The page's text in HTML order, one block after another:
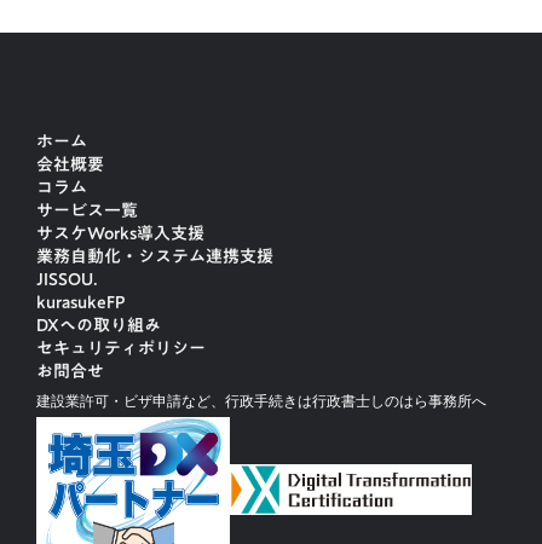
ホーム
会社概要
コラム
サービス一覧
サスケWorks導入支援
業務自動化・システム連携支援
JISSOU.
kurasukeFP
DXへの取り組み
セキュリティポリシー
お問合せ
建設業許可・ビザ申請など、行政手続きは行政書士しのはら事務所へ